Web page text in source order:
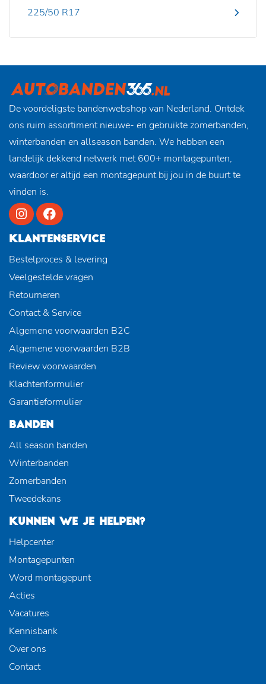
225/50 R17
De voordeligste bandenwebshop van Nederland. Ontdek
ons ruim assortiment nieuwe- en gebruikte zomerbanden,
winterbanden en allseason banden. We hebben een
landelijk dekkend netwerk met 600+ montagepunten,
waardoor er altijd een montagepunt bij jou in de buurt te
vinden is.
KLANTENSERVICE
Bestelproces & levering
Veelgestelde vragen
Retourneren
Contact & Service
Algemene voorwaarden B2C
Algemene voorwaarden B2B
Review voorwaarden
Klachtenformulier
Garantieformulier
BANDEN
All season banden
Winterbanden
Zomerbanden
Tweedekans
KUNNEN WE JE HELPEN?
Helpcenter
Montagepunten
Word montagepunt
Acties
Vacatures
Kennisbank
Over ons
Contact